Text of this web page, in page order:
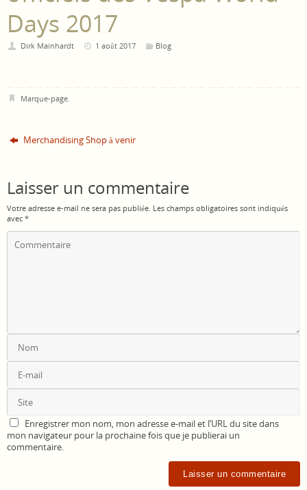
Days 2017
Dirk Mainhardt 1 août 2017 Blog
Marque-page.
Merchandising Shop à venir
Laisser un commentaire
Votre adresse e-mail ne sera pas publiée. Les champs obligatoires sont indiqués
avec *
Enregistrer mon nom, mon adresse e-mail et l’URL du site dans
mon navigateur pour la prochaine fois que je publierai un
commentaire.